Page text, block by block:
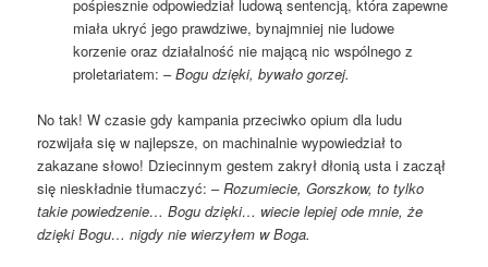
pośpiesznie odpowiedział ludową sentencją, która zapewne
miała ukryć jego prawdziwe, bynajmniej nie ludowe
korzenie oraz działalność nie mającą nic wspólnego z
proletariatem: –Bogu dzięki, bywało gorzej.
No tak! W czasie gdy kampania przeciwko opium dla ludu
rozwijała się w najlepsze, on machinalnie wypowiedział to
zakazane słowo! Dziecinnym gestem zakrył dłonią usta i zaczął
się nieskładnie tłumaczyć: –Rozumiecie, Gorszkow, to tylko
takie powiedzenie… Bogu dzięki… wiecie lepiej ode mnie, że
dzięki Bogu… nigdy nie wierzyłem w Boga.